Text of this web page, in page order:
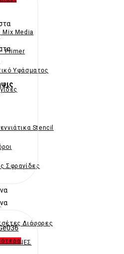
Mix Media
Primer
Υφάσματος
Stencil
Σφραγίδες
Διάφορες